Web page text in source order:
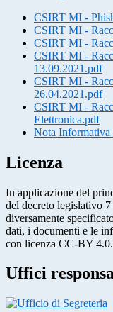
CSIRT MI -
CSIRT MI -
CSIRT MI -
CSIRT MI -
13.09.2021.pdf
CSIRT MI -
26.04.2021.pdf
CSIRT MI -
Elettronica.pdf
Nota Informativa
Licenza
In applicazione del
del decreto legislativo
diversamente
dati, i documenti e le
con licenza CC-BY 4.0.
Uffici